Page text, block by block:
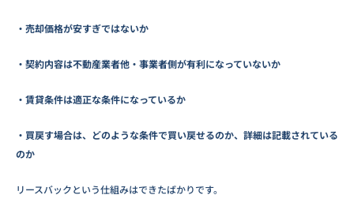
・売却価格が安すぎではないか
・契約内容は不動産業者他・事業者側が有利になっていないか
・賃貸条件は適正な条件になっているか
・買戻す場合は、どのような条件で買い戻せるのか、詳細は記載されている
のか
リースバックという仕組みはできたばかりです。